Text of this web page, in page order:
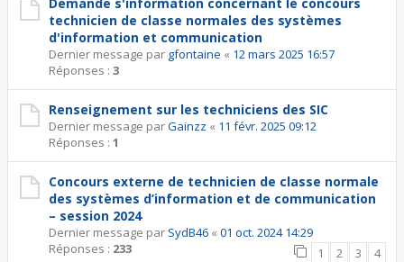
technicien de classe normales des systèmes
d'information et communication
Dernier message par gfontaine « 12 mars 2025 16:57
Réponses : 3
Renseignement sur les techniciens des SIC
Dernier message parGainzz « 11 févr. 2025 09:12
Réponses : 1
Concours externe de technicien de classe normale
des systèmes d’information et de communication
– session 2024
Dernier message par SydB46 « 01 oct. 2024 14:29
Réponses : 233 1 2 3 4